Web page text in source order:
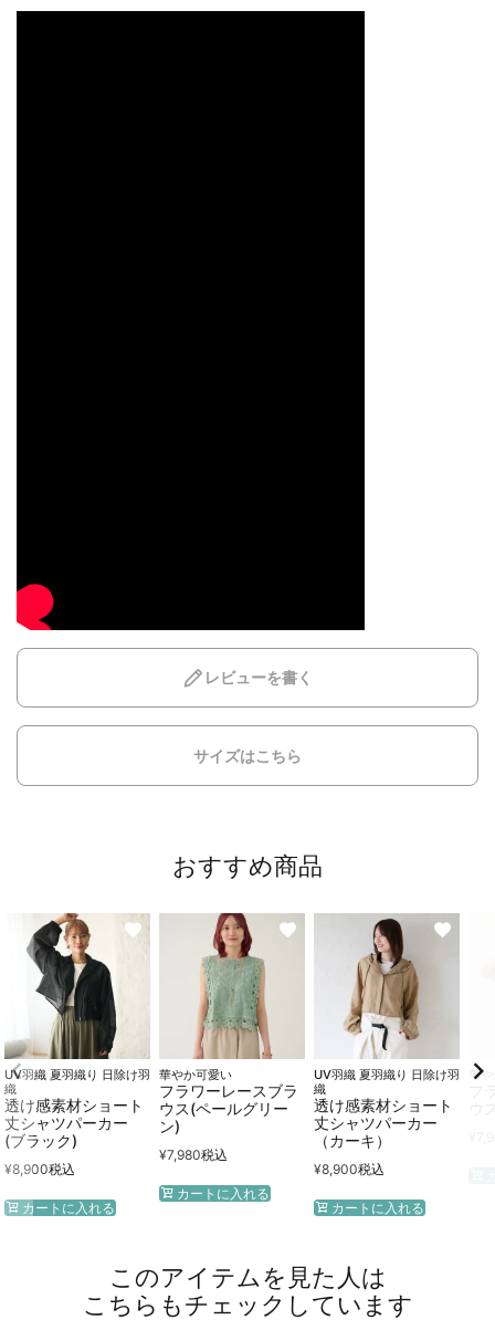
レビューを書く
サイズはこちら
おすすめ商品
UV羽織 夏羽織り 日除け羽
織
透け感素材ショート
丈シャツパーカー
(ブラック)
¥8,900税込
カートに入れる
華やか可愛い
フラワーレースブラ
ウス(ペールグリー
ン)
¥7,980税込
カートに入れる
UV羽織 夏羽織り 日除け羽
織
透け感素材ショート
丈シャツパーカー
（カーキ）
¥8,900税込
カートに入れる
華
このアイテムを見た人は
こちらもチェックしています